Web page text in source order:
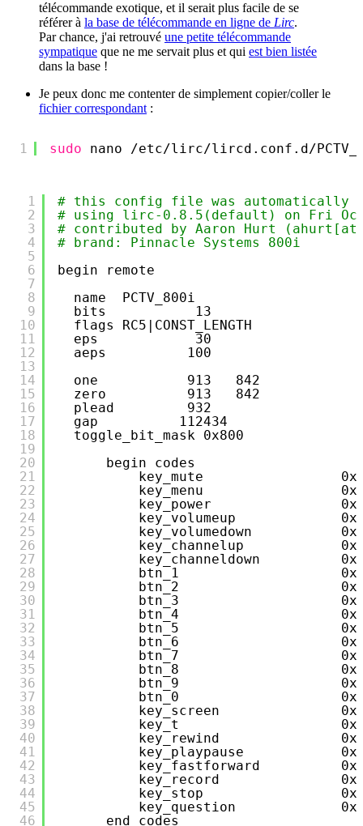
télécommande exotique, et il serait plus facile de se
référer à la base de télécommande en ligne de Lirc.
Par chance, j'ai retrouvé une petite télécommande
sympatique que ne me servait plus et qui est bien listée
dans la base !
Je peux donc me contenter de simplement copier/coller le
fichier correspondant :
1 sudo nano /etc/lirc/lircd .conf.d/
1
2
3
4
5
6
7
8
9
10
11
12
13
14
15
16
17
18
19
20
21
22
23
24
25
26
27
28
29
30
31
32
33
34
35
36
37
38
39
40
41
42
43
44
45
46
# this config file was automatically
# using lirc-0.8.5(default) on Fri Oct
# contributed by Aaron Hurt
# brand: Pinnacle Systems 800i
begin remote
name  PCTV_800i
bits           13
flags RC5|CONST_LENGTH
eps            30
aeps          100
one           913   842
zero          913   842
plead         932
gap          112434
toggle_bit_mask 0x800
begin codes
key_mute
key_menu
key_power
key_volumeup
key_volumedown
key_channelup
key_channeldown
btn_1
btn_2
btn_3
btn_4
btn_5
btn_6
btn_7
btn_8
btn_9
btn_0
key_screen
key_t
key_rewind
key_playpause
key_fastforward
key_record
key_stop
key_question
end codes